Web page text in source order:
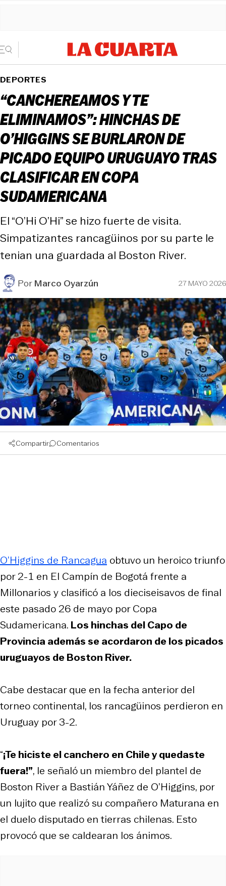
DEPORTES
“CANCHEREAMOS Y TE
ELIMINAMOS”: HINCHAS DE
O’HIGGINS SE BURLARON DE
PICADO EQUIPO URUGUAYO TRAS
CLASIFICAR EN COPA
SUDAMERICANA
El “O’Hi O’Hi” se hizo fuerte de visita.
Simpatizantes rancagüinos por su parte le
tenian una guardada al Boston River.
PorMarco Oyarzún 27 MAYO 2026
Compartir Comentarios
O’Higgins de Rancagua obtuvo un heroico triunfo
por 2-1 en El Campín de Bogotá frente a
Millonarios y clasificó a los dieciseisavos de final
este pasado 26 de mayo por Copa
Sudamericana. Los hinchas del Capo de
Provincia además se acordaron de los picados
uruguayos de Boston River.
Cabe destacar que en la fecha anterior del
torneo continental, los rancagüinos perdieron en
Uruguay por 3-2.
“¡Te hiciste el canchero en Chile y quedaste
fuera!”, le señaló un miembro del plantel de
Boston River a Bastián Yáñez de O’Higgins, por
un lujito que realizó su compañero Maturana en
el duelo disputado en tierras chilenas. Esto
provocó que se caldearan los ánimos.